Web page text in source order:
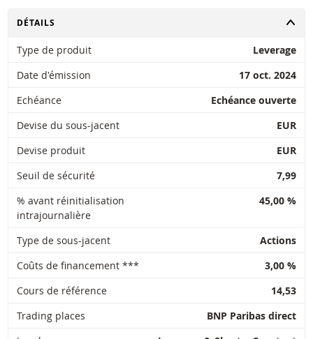
2026 17:50
24 juil.
7,552
24 juil.
2026 17:50
Historique de réinitialisation xlsx
QUOTES
Restrike history xlsx
CHANGER
DÉTAILS
Type de produit
Leverage
Date d'émission
17 oct. 2024
Echéance
Echéance ouverte
Devise du sous-jacent
EUR
Devise produit
EUR
Seuil de sécurité
7,99
% avant réinitialisation
intrajournalière
45,00 %
Type de sous-jacent
Actions
Coûts de financement ***
3,00 %
Cours de référence
14,53
Trading places
BNP Paribas direct